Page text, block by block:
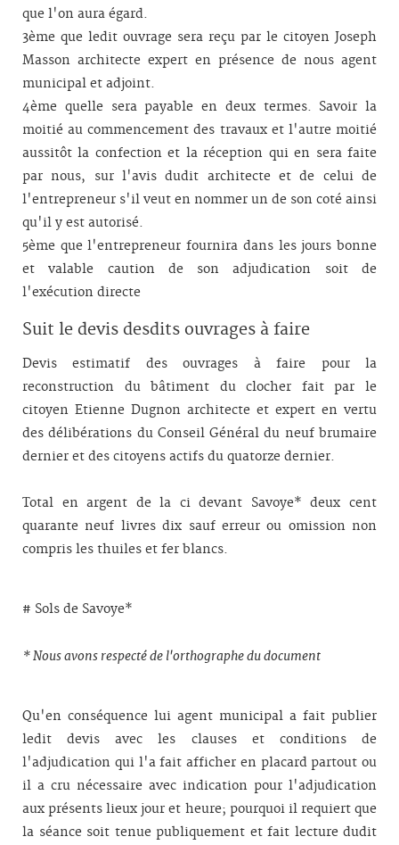
que l'on aura égard.
3ème que ledit ouvrage sera reçu par le citoyen Joseph
Masson architecte expert en présence de nous agent
municipal et adjoint.
4ème quelle sera payable en deux termes. Savoir la
moitié au commencement des travaux et l'autre moitié
aussitôt la confection et la réception qui en sera faite
par nous, sur l'avis dudit architecte et de celui de
l'entrepreneur s'il veut en nommer un de son coté ainsi
qu'il y est autorisé.
5ème que l'entrepreneur fournira dans les jours bonne
et valable caution de son adjudication soit de
l'exécution directe
Suit le devis desdits ouvrages à faire
Devis estimatif des ouvrages à faire pour la
reconstruction du bâtiment du clocher fait par le
citoyen Etienne Dugnon architecte et expert en vertu
des délibérations du Conseil Général du neuf brumaire
dernier et des citoyens actifs du quatorze dernier.
Total en argent de la ci devant Savoye* deux cent
quarante neuf livres dix sauf erreur ou omission non
compris les thuiles et fer blancs.
# Sols de Savoye*
* Nous avons respecté de l'orthographe du document
Qu'en conséquence lui agent municipal a fait publier
ledit devis avec les clauses et conditions de
l'adjudication qui l'a fait afficher en placard partout ou
il a cru nécessaire avec indication pour l'adjudication
aux présents lieux jour et heure; pourquoi il requiert que
la séance soit tenue publiquement et fait lecture dudit